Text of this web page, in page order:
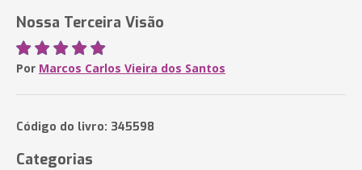
Nossa Terceira Visão
Por Marcos Carlos Vieira dos Santos
Código do livro: 345598
Categorias